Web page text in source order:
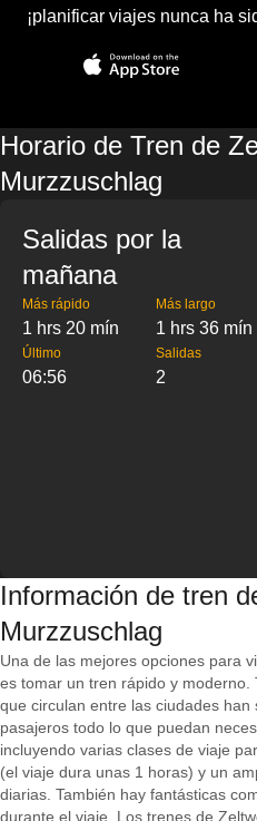
¡planificar viajes nunca ha
Horario de Tren de
Murzzuschlag
Salidas por la
mañana
Más rápido
1 hrs 20 mín
Más largo
1 hrs 36 mín
Último
06:56
Salidas
2
Información de tren
Murzzuschlag
Una de las mejores opciones para
es tomar un tren rápido y moderno.
que circulan entre las ciudades
pasajeros todo lo que puedan
incluyendo varias clases de viaje
(el viaje dura unas 1 horas) y un
diarias. También hay fantásticas
durante el viaje. Los trenes de